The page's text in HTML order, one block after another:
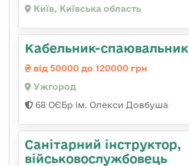
Київ, Київська область
Кабельник-спаювальник
від 50000 до 120000 грн
Ужгород
68 ОЄБр ім. Олекси Довбуша
Санітарний інструктор,
військовослужбовець